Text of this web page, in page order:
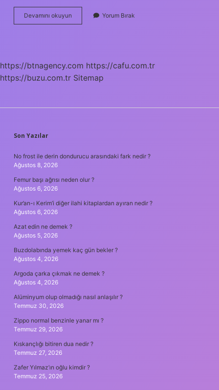
Devamını okuyun Yozgatın
Toplam
Yorum Bırak
https://btnagency.com https://cafu.com.tr
https://buzu.com.tr Sitemap
SIDEBAR
Son Yazılar
No frost ile derin dondurucu arasındaki fark nedir ?
Ağustos 8, 2026
Femur başı ağrısı neden olur ?
Ağustos 6, 2026
Kur’an-ı Kerim’i diğer ilahi kitaplardan ayıran nedir ?
Ağustos 6, 2026
Azat edin ne demek ?
Ağustos 5, 2026
Buzdolabında yemek kaç gün bekler ?
Ağustos 4, 2026
Argoda çarka çıkmak ne demek ?
Ağustos 4, 2026
Alüminyum olup olmadığı nasıl anlaşılır ?
Temmuz 30, 2026
Zippo normal benzinle yanar mı ?
Temmuz 29, 2026
Kıskançlığı bitiren dua nedir ?
Temmuz 27, 2026
Zafer Yılmaz’ın oğlu kimdir ?
Temmuz 25, 2026